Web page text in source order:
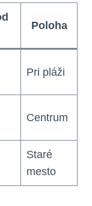
Poloha
Pri pláži
Centrum
Staré
mesto